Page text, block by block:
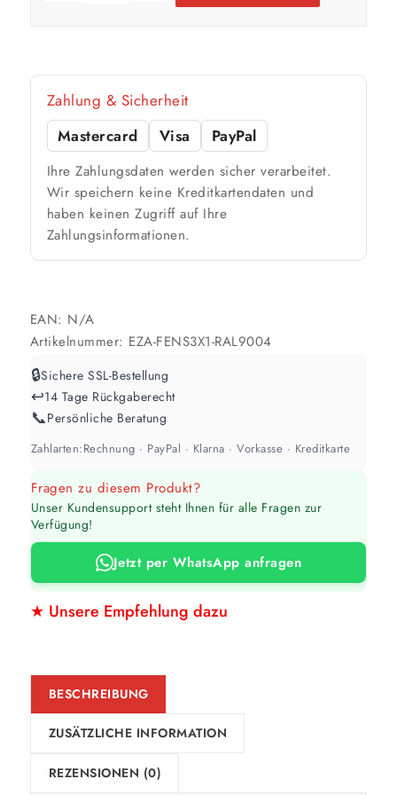
Farbig / dunkel
2 Anstriche empfohlen
Weiß / hell
1 Anstrich reicht meist
Werte sind Richtwerte und können je nach Untergrund und Werkzeug
Zahlung & Sicherheit
Mastercard
Visa PayPal
Ihre Zahlungsdaten werden sicher verarbeitet.
Wir speichern keine Kreditkartendaten und
haben keinen Zugriff auf Ihre
Zahlungsinformationen.
EAN: N/A
Artikelnummer: EZA-FENS3X1-RAL9004
🔒Sichere SSL-Bestellung
↩️14 Tage Rückgaberecht
📞Persönliche Beratung
Zahlarten:Rechnung · PayPal · Klarna · Vorkasse · Kreditkarte
Fragen zu diesem Produkt?
Unser Kundensupport steht Ihnen für alle Fragen zur
Verfügung!
Jetzt per WhatsApp anfragen
★ Unsere Empfehlung dazu
BESCHREIBUNG
ZUSÄTZLICHE INFORMATION
REZENSIONEN (0)